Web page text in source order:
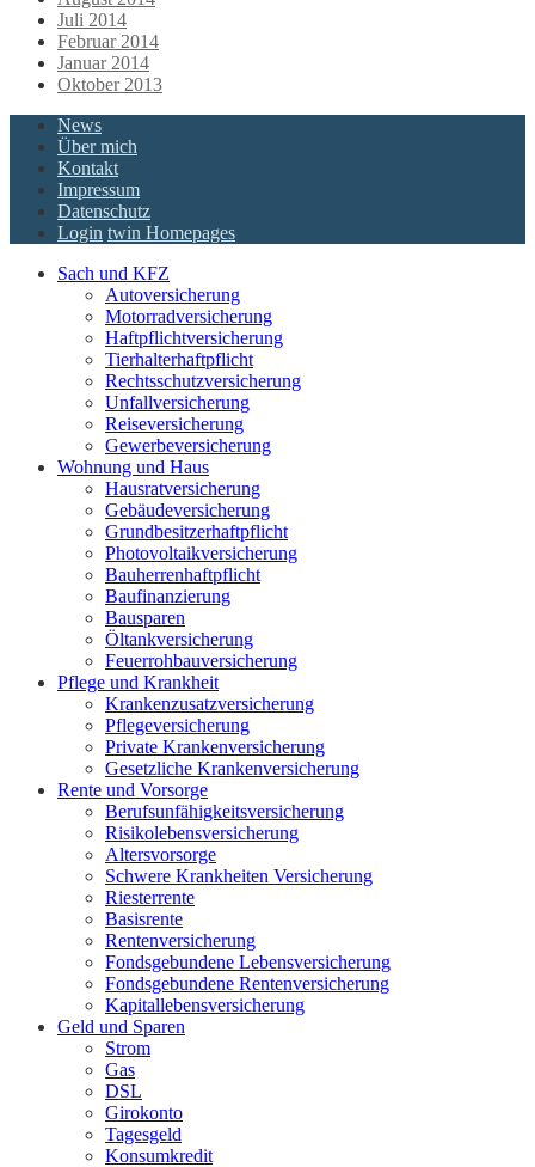
Juli 2014
Februar 2014
Januar 2014
Oktober 2013
News
Über mich
Kontakt
Impressum
Datenschutz
Login twin Homepages
Sach und KFZ
Autoversicherung
Motorradversicherung
Haftpflichtversicherung
Tierhalterhaftpflicht
Rechtsschutzversicherung
Unfallversicherung
Reiseversicherung
Gewerbeversicherung
Wohnung und Haus
Hausratversicherung
Gebäudeversicherung
Grundbesitzerhaftpflicht
Photovoltaikversicherung
Bauherrenhaftpflicht
Baufinanzierung
Bausparen
Öltankversicherung
Feuerrohbauversicherung
Pflege und Krankheit
Krankenzusatzversicherung
Pflegeversicherung
Private Krankenversicherung
Gesetzliche Krankenversicherung
Rente und Vorsorge
Berufs­unfähigkeitsversicherung
Risikolebensversicherung
Altersvorsorge
Schwere Krankheiten Versicherung
Riesterrente
Basisrente
Rentenversicherung
Fondsgebundene Lebensversicherung
Fondsgebundene Rentenversicherung
Kapitallebensversicherung
Geld und Sparen
Strom
Gas
DSL
Girokonto
Tagesgeld
Konsumkredit